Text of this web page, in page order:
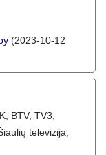
(2023-10-12
BTV, TV3,
televizija,